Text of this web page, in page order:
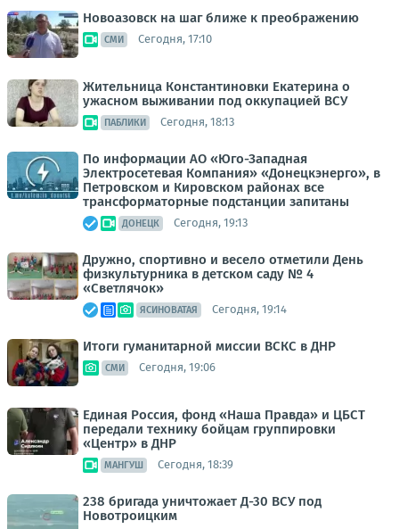
Новоазовск на шаг ближе к преображению
СМИ Сегодня, 17:10
Жительница Константиновки Екатерина о
ужасном выживании под оккупацией ВСУ
ПАБЛИКИ Сегодня, 18:13
По информации АО «Юго-Западная
Электросетевая Компания» «Донецкэнерго», в
Петровском и Кировском районах все
трансформаторные подстанции запитаны
ДОНЕЦК Сегодня, 19:13
Дружно, спортивно и весело отметили День
физкультурника в детском саду № 4
«Светлячок»
ЯСИНОВАТАЯ Сегодня, 19:14
Итоги гуманитарной миссии ВСКС в ДНР
СМИ Сегодня, 19:06
Единая Россия, фонд «Наша Правда» и ЦБСТ
передали технику бойцам группировки
«Центр» в ДНР
МАНГУШ Сегодня, 18:39
238 бригада уничтожает Д-30 ВСУ под
Новотроицким